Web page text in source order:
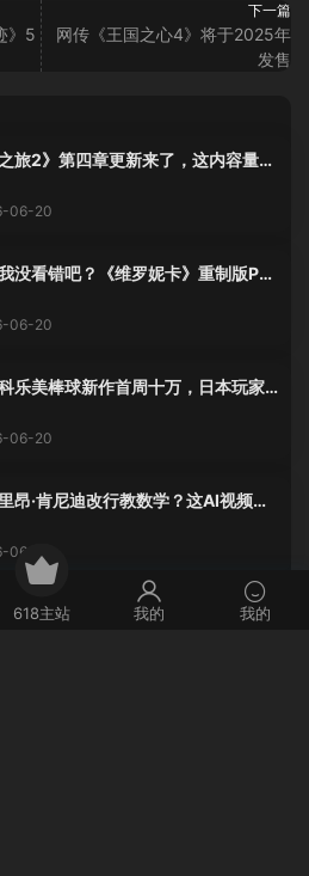
》5
下一篇
网传《王国之心4》将于2025年
发售
之旅2》第四章更新来了，这内容量感
06-20
没看错吧？《维罗妮卡》重制版PS
06-20
乐美棒球新作首周十万，日本玩家
06-20
昂·肯尼迪改行教数学？这AI视频全
06-20
碧联合创始人克劳德·吉约莫因空难
618主站 我的 我的